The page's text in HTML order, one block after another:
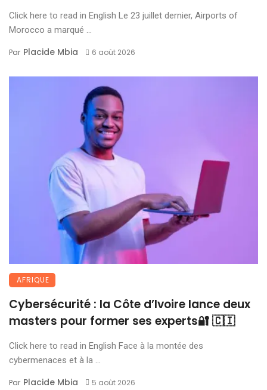
Click here to read in English Le 23 juillet dernier, Airports of
Morocco a marqué ...
Par Placide Mbia 6 août 2026
AFRIQUE
Cybersécurité : la Côte d’Ivoire lance deux
masters pour former ses experts🔐 🇨🇮
Click here to read in English Face à la montée des
cybermenaces et à la ...
Par Placide Mbia 5 août 2026